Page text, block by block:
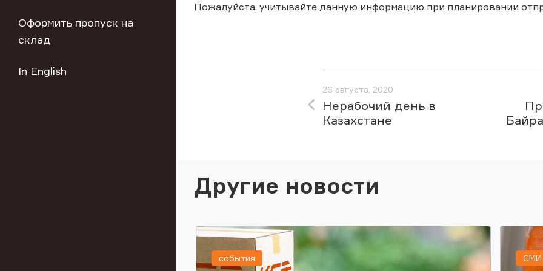
Оформить пропуск на
склад
In English
Пожалуйста, учитывайте данную информацию при планировании
26 августа, 2020
Нерабочий день в
Казахстане
Другие новости
события СМИ